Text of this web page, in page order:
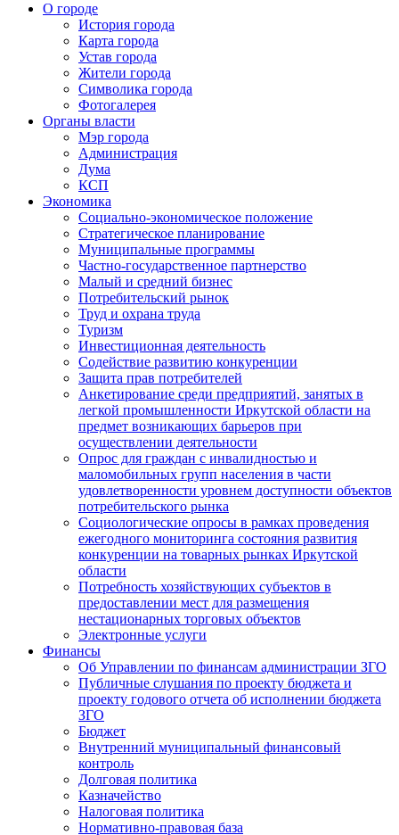
О городе
История города
Карта города
Устав города
Жители города
Символика города
Фотогалерея
Органы власти
Мэр города
Администрация
Дума
КСП
Экономика
Социально-экономическое положение
Стратегическое планирование
Муниципальные программы
Частно-государственное партнерство
Малый и средний бизнес
Потребительский рынок
Труд и охрана труда
Туризм
Инвестиционная деятельность
Содействие развитию конкуренции
Защита прав потребителей
Анкетирование среди предприятий, занятых в
легкой промышленности Иркутской области на
предмет возникающих барьеров при
осуществлении деятельности
Опрос для граждан с инвалидностью и
маломобильных групп населения в части
удовлетворенности уровнем доступности объектов
потребительского рынка
Социологические опросы в рамках проведения
ежегодного мониторинга состояния развития
конкуренции на товарных рынках Иркутской
области
Потребность хозяйствующих субъектов в
предоставлении мест для размещения
нестационарных торговых объектов
Электронные услуги
Финансы
Об Управлении по финансам администрации ЗГО
Публичные слушания по проекту бюджета и
проекту годового отчета об исполнении бюджета
ЗГО
Бюджет
Внутренний муниципальный финансовый
контроль
Долговая политика
Казначейство
Налоговая политика
Нормативно-правовая база